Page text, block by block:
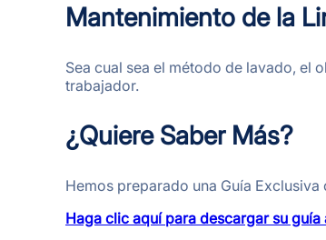
Mantenimiento de la
Sea cual sea el método de lavado, el
trabajador.
¿Quiere Saber Más?
Hemos preparado una Guía
Haga clic aquí para descargar su guía